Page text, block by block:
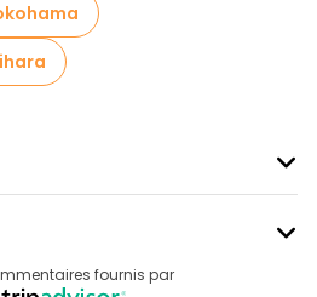
fournis par